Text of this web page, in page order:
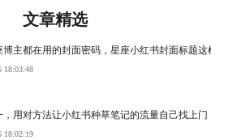
文章精选
博主都在用的封面密码，星座小红书封面标题这样写
18:03:48
，用对方法让小红书种草笔记的流量自己找上门
18:02:19